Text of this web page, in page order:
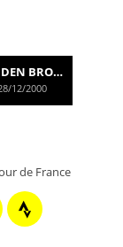
BROEK
12/2000
de France